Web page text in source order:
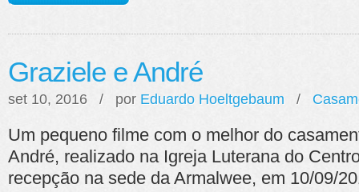
Graziele e André
set 10, 2016 / por Eduardo Hoeltgebaum /
Um pequeno filme com o melhor do
André, realizado na Igreja Luterana do
recepção na sede da Armalwee, em 10/09/